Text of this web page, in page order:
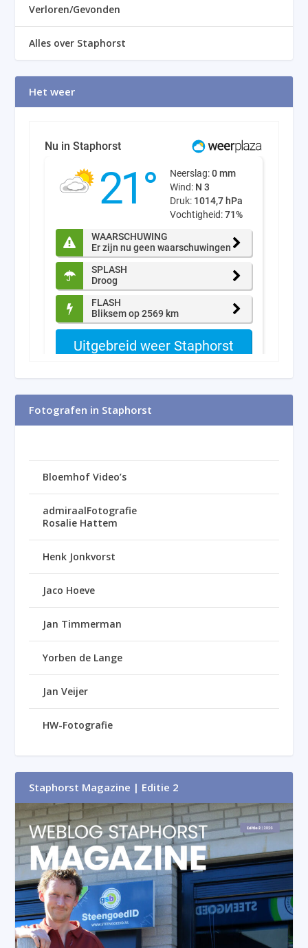
Verloren/Gevonden
Alles over Staphorst
Het weer
Fotografen in Staphorst
Bloemhof Video’s
admiraalFotografie
Rosalie Hattem
Henk Jonkvorst
Jaco Hoeve
Jan Timmerman
Yorben de Lange
Jan Veijer
HW-Fotografie
Staphorst Magazine | Editie 2